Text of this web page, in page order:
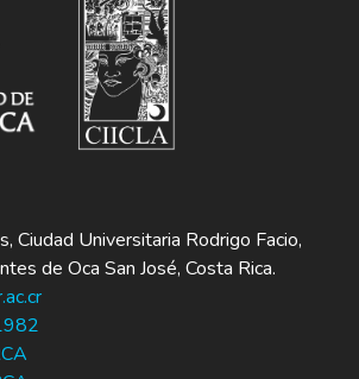
Ciudad Universitaria Rodrigo Facio,
de Oca San José, Costa Rica.